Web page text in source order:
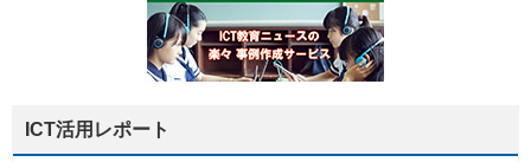
ICT活用レポート